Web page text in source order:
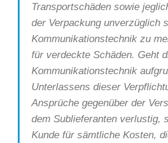
Transportschäden sowie
der Verpackung unverzüglich
Kommunikationstechnik zu
für verdeckte Schäden. Geht
Kommunikationstechnik
Unterlassens dieser
Ansprüche gegenüber der
dem Sublieferanten verlustig,
Kunde für sämtliche Kosten,